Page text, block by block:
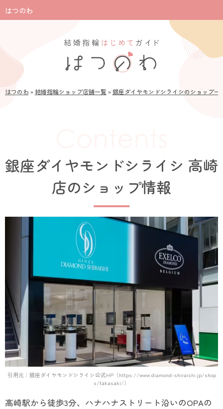
はつのわ
はつのわ »結婚指輪ショップ店舗一覧»銀座ダイヤモンドシライシのショップ一
銀座ダイヤモンドシライシ 高崎
店のショップ情報
引用元：銀座ダイヤモンドシライシ公式HP（https://www.diamond-shiraishi.jp/shop
s/takasaki/）
高崎駅から徒歩3分、ハナハナストリート沿いのOPAの